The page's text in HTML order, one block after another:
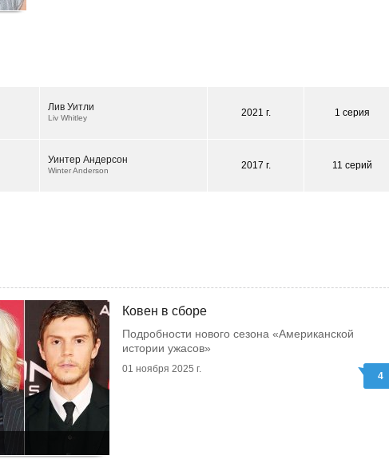
Лив Уитли
Liv Whitley 2021 г. 1 серия
Уинтер Андерсон
Winter Anderson 2017 г. 11 серий
Ковен в сборе
Подробности нового сезона «Американской
истории ужасов»
01 ноября 2025 г.
4